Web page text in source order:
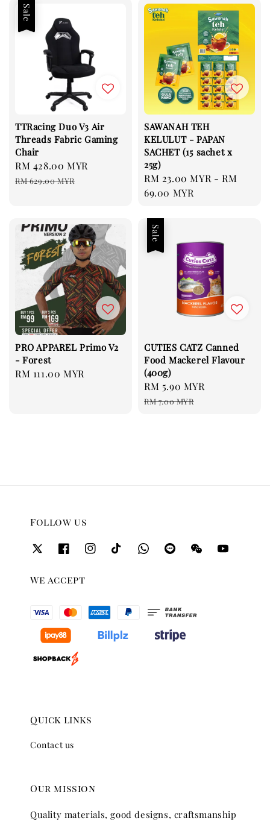
Sale
TTRacing Duo V3 Air
Threads Fabric Gaming
Chair
Sale
price
RM 428.00 MYR
RM 629.00 MYR
SAWANAH TEH
KELULUT - PAPAN
SACHET (15 sachet x
25g)
Regular
price
RM 23.00 MYR -RM
69.00 MYR
PRO APPAREL Primo V2
- Forest
Regular
RM 111.00 MYR
Sale
CUTIES CATZ Canned
Food Mackerel Flavour
(400g)
Sale
price
RM 5.90 MYR
RM 7.00 MYR
Follow us
We accept
Quick links
Contact us
Our mission
Quality materials, good designs, craftsmanship